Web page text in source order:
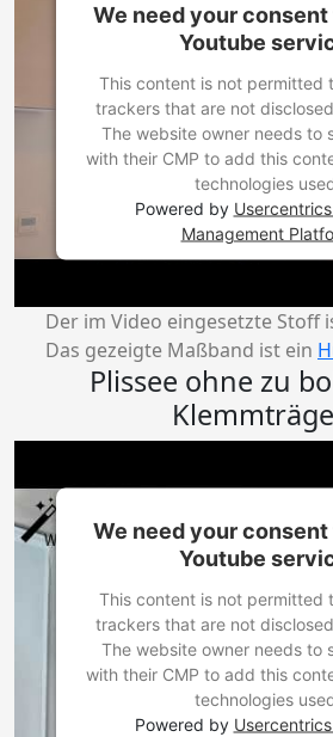
We need your consent
Youtube
This content is not permitted
trackers that are not
The website owner needs to
with their CMP to add this
technologies
Powered by
Management
Der im Video eingesetzte Stoff
Das gezeigte Maßband ist ein
Plissee ohne zu
We need your consent
Youtube
This content is not permitted
trackers that are not
The website owner needs to
with their CMP to add this
technologies
Powered by